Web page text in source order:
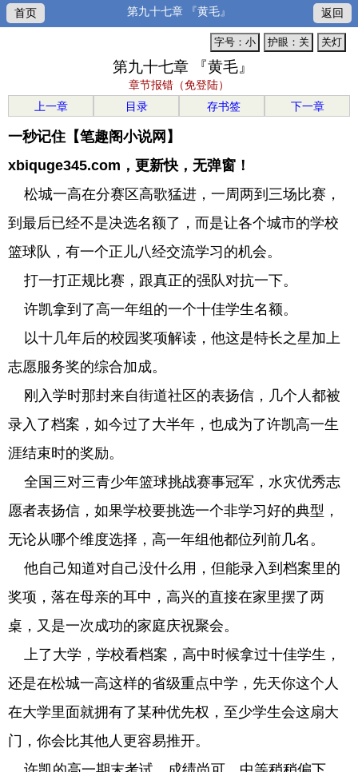
首页 第九十七章 『黄毛』 返回
关灯
护眼：关
字号：小
第九十七章 『黄毛』
章节报错（免登陆）
上一章
目录 存书签 下一章
一秒记住【笔趣阁小说网】
xbiquge345.com，更新快，无弹窗！
松城一高在分赛区高歌猛进，一周两到三场比赛，
到最后已经不是决选名额了，而是让各个城市的学校
篮球队，有一个正儿八经交流学习的机会。
打一打正规比赛，跟真正的强队对抗一下。
许凯拿到了高一年组的一个十佳学生名额。
以十几年后的校园奖项解读，他这是特长之星加上
志愿服务奖的综合加成。
刚入学时那封来自街道社区的表扬信，几个人都被
录入了档案，如今过了大半年，也成为了许凯高一生
涯结束时的奖励。
全国三对三青少年篮球挑战赛事冠军，水灾优秀志
愿者表扬信，如果学校要挑选一个非学习好的典型，
无论从哪个维度选择，高一年组他都位列前几名。
他自己知道对自己没什么用，但能录入到档案里的
奖项，落在母亲的耳中，高兴的直接在家里摆了两
桌，又是一次成功的家庭庆祝聚会。
上了大学，学校看档案，高中时候拿过十佳学生，
还是在松城一高这样的省级重点中学，先天你这个人
在大学里面就拥有了某种优先权，至少学生会这扇大
门，你会比其他人更容易推开。